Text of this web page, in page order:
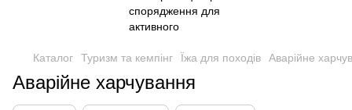
Каталог Туризм та кемпінг Їжа для походів Аварійне
Аварійне харчування